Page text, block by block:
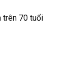
trên 70 tuổi